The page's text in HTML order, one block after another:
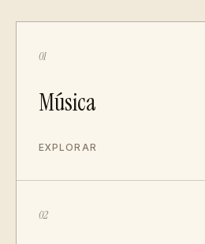
01
Música
EXPLORAR
02